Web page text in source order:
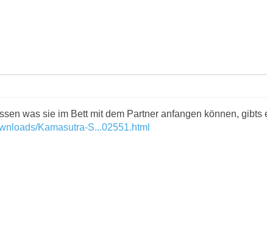
was sie im Bett mit dem Partner anfangen können, gibts
Kamasutra-S...02551.html